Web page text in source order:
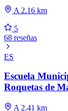
A 2.16 km
5
68 reseñas
ES
Escuela
Roquetas de
A 2.41 km